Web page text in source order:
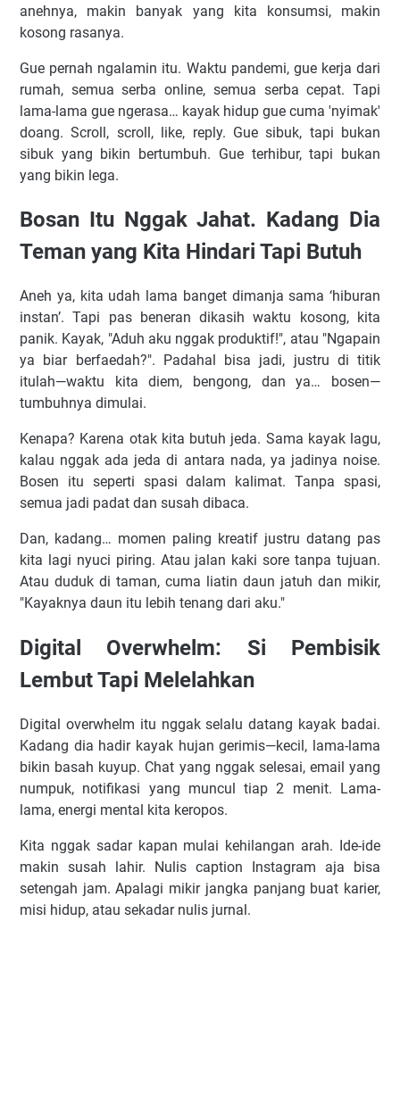
anehnya, makin banyak yang kita konsumsi, makin
kosong rasanya.
Gue pernah ngalamin itu. Waktu pandemi, gue kerja dari
rumah, semua serba online, semua serba cepat. Tapi
lama-lama gue ngerasa… kayak hidup gue cuma 'nyimak'
doang. Scroll, scroll, like, reply. Gue sibuk, tapi bukan
sibuk yang bikin bertumbuh. Gue terhibur, tapi bukan
yang bikin lega.
Bosan Itu Nggak Jahat. Kadang Dia
Teman yang Kita Hindari Tapi Butuh
Aneh ya, kita udah lama banget dimanja sama ‘hiburan
instan’. Tapi pas beneran dikasih waktu kosong, kita
panik. Kayak, "Aduh aku nggak produktif!", atau "Ngapain
ya biar berfaedah?". Padahal bisa jadi, justru di titik
itulah—waktu kita diem, bengong, dan ya… bosen—
tumbuhnya dimulai.
Kenapa? Karena otak kita butuh jeda. Sama kayak lagu,
kalau nggak ada jeda di antara nada, ya jadinya noise.
Bosen itu seperti spasi dalam kalimat. Tanpa spasi,
semua jadi padat dan susah dibaca.
Dan, kadang… momen paling kreatif justru datang pas
kita lagi nyuci piring. Atau jalan kaki sore tanpa tujuan.
Atau duduk di taman, cuma liatin daun jatuh dan mikir,
"Kayaknya daun itu lebih tenang dari aku."
Digital Overwhelm: Si Pembisik
Lembut Tapi Melelahkan
Digital overwhelm itu nggak selalu datang kayak badai.
Kadang dia hadir kayak hujan gerimis—kecil, lama-lama
bikin basah kuyup. Chat yang nggak selesai, email yang
numpuk, notifikasi yang muncul tiap 2 menit. Lama-
lama, energi mental kita keropos.
Kita nggak sadar kapan mulai kehilangan arah. Ide-ide
makin susah lahir. Nulis caption Instagram aja bisa
setengah jam. Apalagi mikir jangka panjang buat karier,
misi hidup, atau sekadar nulis jurnal.